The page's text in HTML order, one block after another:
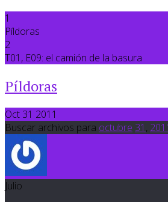
1
Píldoras
2
T01, E09: el camión de la basura
Píldoras
Oct 31 2011
Buscar archivos para octubre 31 ,
Julio